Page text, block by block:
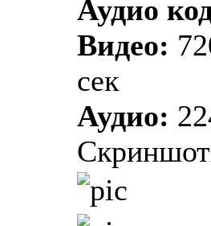
Аудио
Видео:
сек
Аудио: